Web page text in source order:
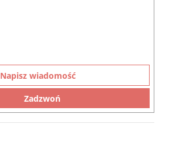
Napisz wiadomość
Zadzwoń